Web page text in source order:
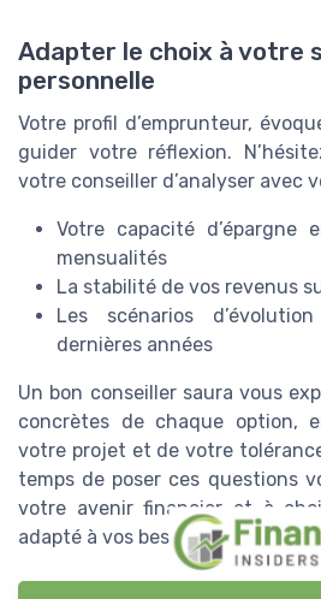
Adapter le choix à votre
personnelle
Votre profil d’emprunteur,
guider votre réflexion.
votre conseiller d’analyser avec
Votre capacité d’épargne
mensualités
La stabilité de vos revenus
Les scénarios
dernières années
Un bon conseiller saura vous
concrètes de chaque option,
votre projet et de votre
temps de poser ces questions
votre avenir financier et à
adapté à vos besoins.